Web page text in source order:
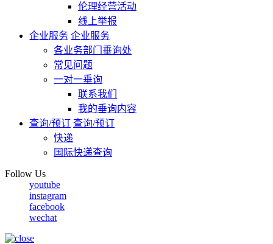
伦理经营活动
线上举报
企业服务 企业服务
各业务部门垂询处
常见问题
一对一垂询
联系我们
我的垂询内容
查询/预订 查询/预订
快递
国际快递查询
Follow Us
youtube
instagram
facebook
wechat